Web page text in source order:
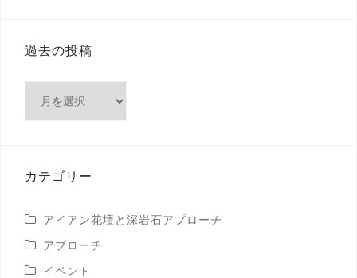
過去の投稿
稿
カテゴリー
アイアン花壇と深岩石アプローチ
アプローチ
イベント